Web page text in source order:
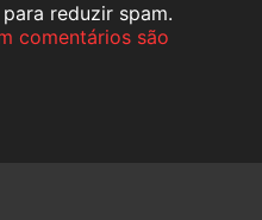
reduzir spam.
comentários são